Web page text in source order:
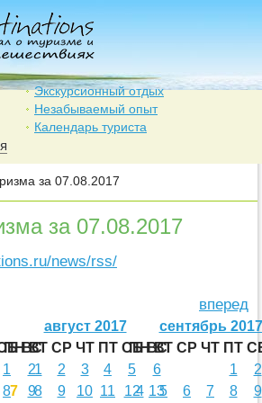
Экскурсионный отдых
Незабываемый опыт
Календарь туриста
за 07.08.2017
за 07.08.2017
news/rss/
вперед
ВС
1
2
8
9
август 2017
ПН ВТ СР ЧТ ПТ СБ ВС
1
2 3 4 5
6
7
8 9 10 11 12
13
сентябрь 2017
ПН ВТ СР ЧТ ПТ
1
2
4
5 6 7 8
9